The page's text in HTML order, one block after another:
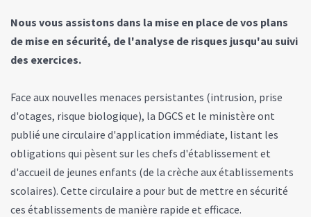
Nous vous assistons dans la mise en place de vos plans
de mise en sécurité, de l'analyse de risques jusqu'au suivi
des exercices.
Face aux nouvelles menaces persistantes (intrusion, prise
d'otages, risque biologique), la DGCS et le ministère ont
publié une circulaire d'application immédiate, listant les
obligations qui pèsent sur les chefs d'établissement et
d'accueil de jeunes enfants (de la crèche aux établissements
scolaires). Cette circulaire a pour but de mettre en sécurité
ces établissements de manière rapide et efficace.